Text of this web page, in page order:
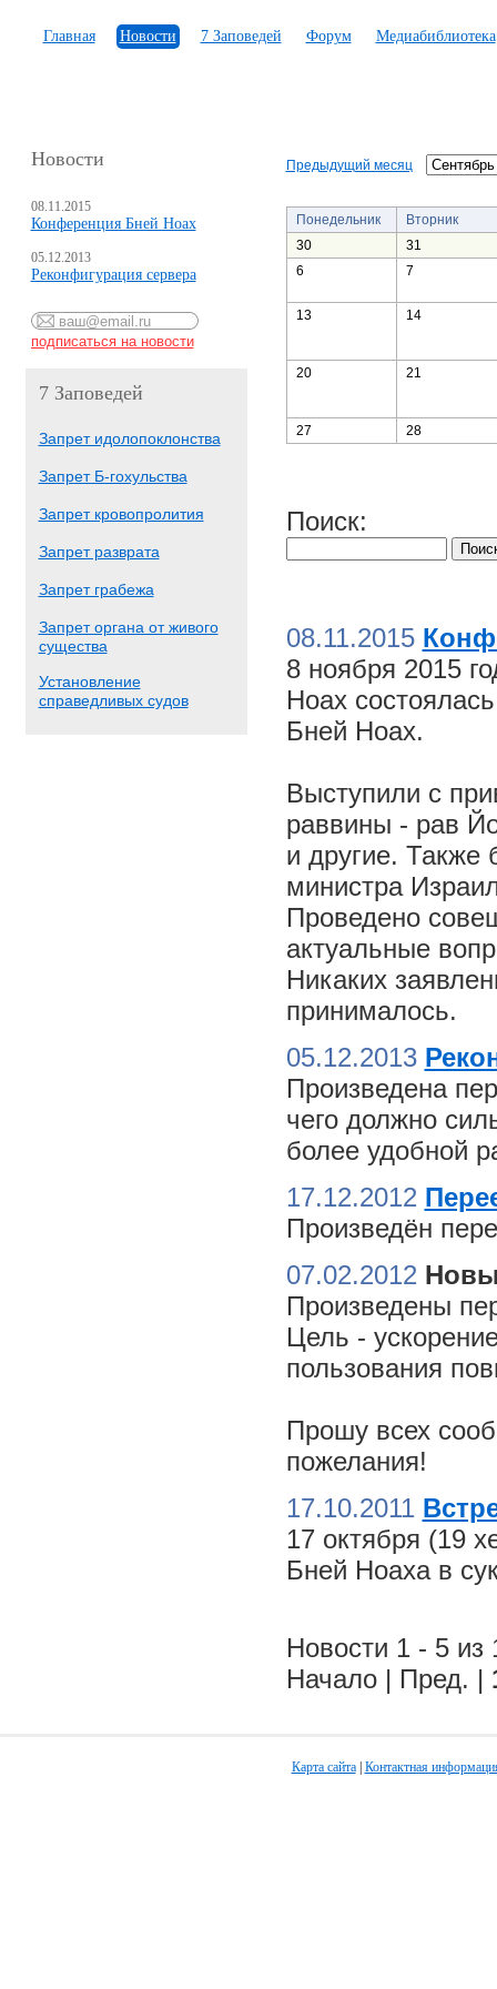
Главная Новости 7 Заповедей Форум Медиабиблиотека
Новости
08.11.2015
Конференция Бней Ноах
05.12.2013
Реконфигурация сервера
7 Заповедей
Запрет идолопоклонства
Запрет Б-гохульства
Запрет кровопролития
Запрет разврата
Запрет грабежа
Запрет органа от живого
существа
Установление
справедливых судов
Предыдущий месяц
Понедельник
Вторник
30
31
6
7
13 14
20 21
27 28
Поиск:
08.11.2015
8 ноября 2015
Ноах
Бней Ноах.
Выступили с
раввины - рав
и другие. Также
министра
Проведено
актуальные
Никаких
принималось.
05.12.2013
Произведена
чего должно
более удобной
17.12.2012
Произведён
07.02.2012
Произведены
Цель -
пользования
Прошу всех
пожелания!
17.10.2011
17 октября (19
Бней Ноаха в
Новости 1 - 5 из
Начало | Пред. |
Карта сайта| Контактная